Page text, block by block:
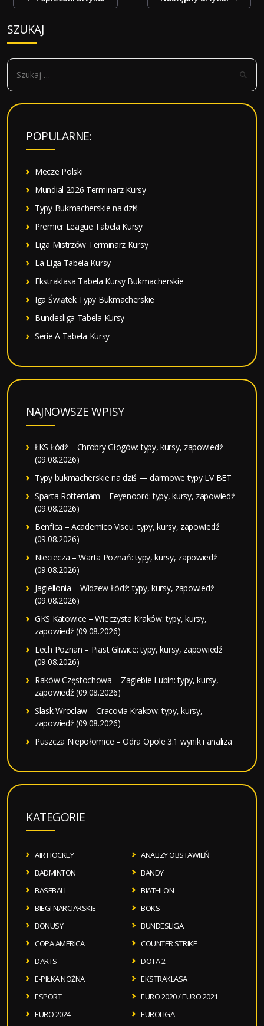
SZUKAJ
S
k
POPULARNE:
Mecze Polski
Mundial 2026 Terminarz Kursy
Typy Bukmacherskie na dziś
Premier League Tabela Kursy
Liga Mistrzów Terminarz Kursy
La Liga Tabela Kursy
Ekstraklasa Tabela Kursy Bukmacherskie
Iga Świątek Typy Bukmacherskie
Bundesliga Tabela Kursy
Serie A Tabela Kursy
NAJNOWSZE WPISY
ŁKS Łódź – Chrobry Głogów: typy, kursy, zapowiedź
(09.08.2026)
Typy bukmacherskie na dziś — darmowe typy LV BET
Sparta Rotterdam – Feyenoord: typy, kursy, zapowiedź
(09.08.2026)
Benfica – Academico Viseu: typy, kursy, zapowiedź
(09.08.2026)
Nieciecza – Warta Poznań: typy, kursy, zapowiedź
(09.08.2026)
Jagiellonia – Widzew Łódź: typy, kursy, zapowiedź
(09.08.2026)
GKS Katowice – Wieczysta Kraków: typy, kursy,
zapowiedź (09.08.2026)
Lech Poznan – Piast Gliwice: typy, kursy, zapowiedź
(09.08.2026)
Raków Częstochowa – Zaglebie Lubin: typy, kursy,
zapowiedź (09.08.2026)
Slask Wroclaw – Cracovia Krakow: typy, kursy,
zapowiedź (09.08.2026)
Puszcza Niepołomice – Odra Opole 3:1 wynik i analiza
KATEGORIE
AIR HOCKEY
ANALIZY OBSTAWIEŃ
BADMINTON
BANDY
BASEBALL
BIATHLON
BIEGI NARCIARSKIE
BOKS
BONUSY
BUNDESLIGA
COPA AMERICA
COUNTER STRIKE
DARTS
DOTA 2
E-PIŁKA NOŻNA
EKSTRAKLASA
ESPORT
EURO 2020 / EURO 2021
EURO 2024
EUROLIGA